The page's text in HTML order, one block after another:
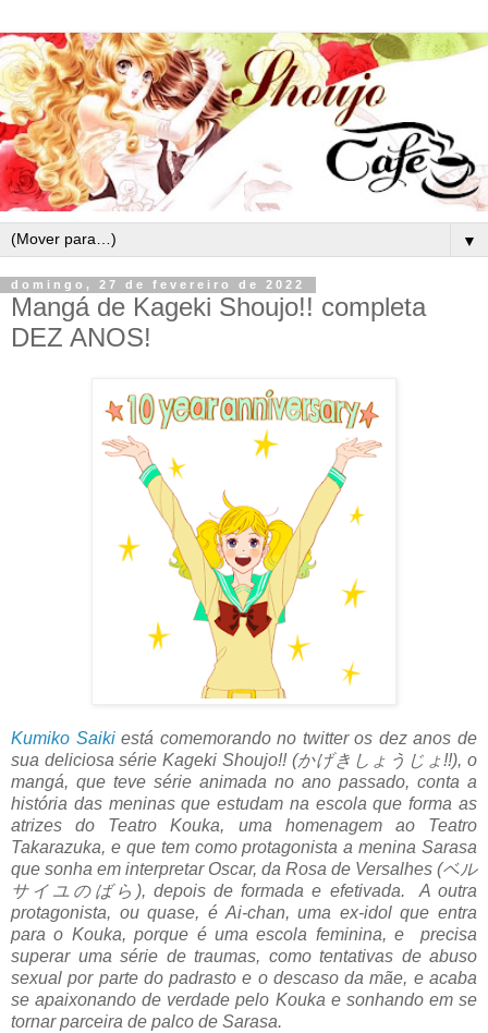
▼
domingo, 27 de fevereiro de 2022
Mangá de Kageki Shoujo!! completa
DEZ ANOS!
Kumiko Saikiestá comemorando no twitter os dez anos de
sua deliciosa série Kageki Shoujo!! (かげきしょうじょ!!), o
mangá, que teve série animada no ano passado, conta a
história das meninas que estudam na escola que forma as
atrizes do Teatro Kouka, uma homenagem ao Teatro
Takarazuka, e que tem como protagonista a menina Sarasa
que sonha em interpretar Oscar, da Rosa de Versalhes (ベル
サイユのばら), depois de formada e efetivada. A outra
protagonista, ou quase, é Ai-chan, uma ex-idol que entra
para o Kouka, porque é uma escola feminina, e precisa
superar uma série de traumas, como tentativas de abuso
sexual por parte do padrasto e o descaso da mãe, e acaba
se apaixonando de verdade pelo Kouka e sonhando em se
tornar parceira de palco de Sarasa.